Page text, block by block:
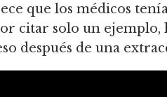
que los médicos
citar solo un ejemplo,
después de una